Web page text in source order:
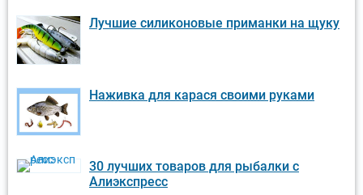
Лучшие силиконовые приманки на щуку
Наживка для карася своими руками
30 лучших товаров для рыбалки с
Алиэкспресс